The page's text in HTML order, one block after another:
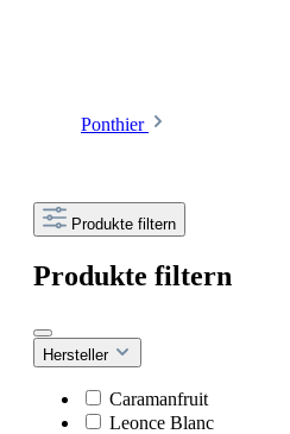
Ponthier
Produkte filtern
Produkte filtern
Hersteller
Caramanfruit
Leonce Blanc